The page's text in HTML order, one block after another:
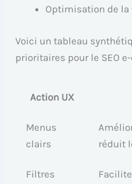
Optimisation de
Voici un tableau
prioritaires pour le SEO
Action UX
Menus
clairs
réduit
Filtres